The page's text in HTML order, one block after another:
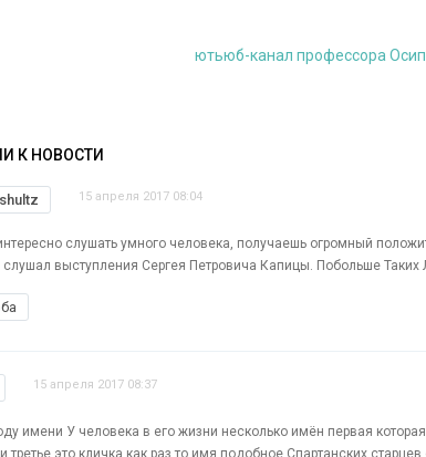
ютьюб-канал профессора
К НОВОСТИ
15 апреля 2017 08:04
слушать умного человека, получаешь огромный
слушал выступления Сергея Петровича Капицы. Побольше
15 апреля 2017 08:37
имени У человека в его жизни несколько имён первая
третье это кличка как раз то имя подобное Спартанских